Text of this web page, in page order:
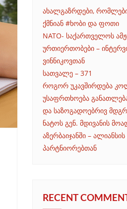
ახალგაზრდები,
ქმნიან #ხობი და ფოთი
NATO- საქართველოს
ურთიერთობები –
ვინნიკოვთან
სათვალე – 371
როგორ უკავშირდება
უსაფრთხოება
და საზოგადოებრივ
ნატოს გენ. მდივანის
აზერბაიჯანში –
პარტნიორებთან
RECENT